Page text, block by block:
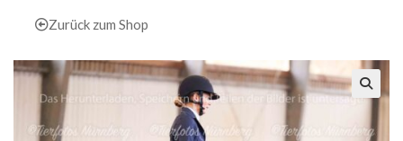
Zurück zum Shop